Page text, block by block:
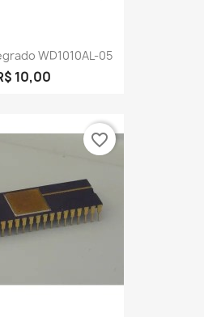
WD1010AL-05
10,00
favorite_border